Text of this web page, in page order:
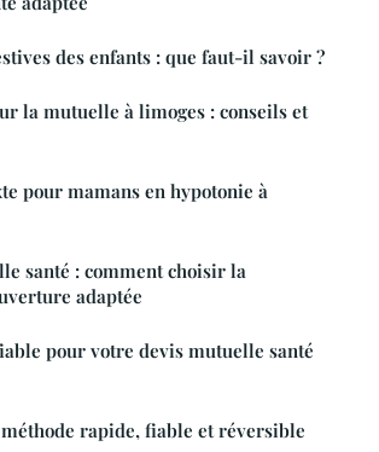
des enfants : que faut-il savoir ?
la mutuelle à limoges : conseils et
pour mamans en hypotonie à
santé : comment choisir la
adaptée
pour votre devis mutuelle santé
méthode rapide, fiable et réversible